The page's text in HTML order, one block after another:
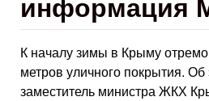
К началу зимы в Крыму
метров уличного покрытия.
заместитель министра ЖКХ